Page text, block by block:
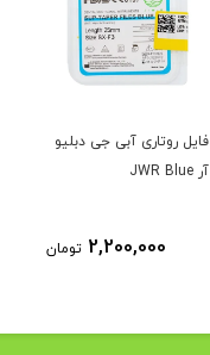
فایل روتاری آبی جی دبلیو
آر JWR Blue
2,200,000 تومان